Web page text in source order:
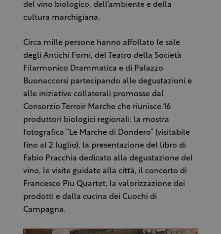
del vino biologico, dell’ambiente e della
cultura marchigiana.
Circa mille persone hanno affollato le sale
degli Antichi Forni, del Teatro della Società
Filarmonico Drammatica e di Palazzo
Buonaccorsi partecipando alle degustazioni e
alle iniziative collaterali promosse dal
Consorzio Terroir Marche che riunisce 16
produttori biologici regionali: la mostra
fotografica “Le Marche di Dondero” (visitabile
fino al 2 luglio), la presentazione del libro di
Fabio Pracchia dedicato alla degustazione del
vino, le visite guidate alla città, il concerto di
Francesco Pìu Quartet, la valorizzazione dei
prodotti e dalla cucina dei Cuochi di
Campagna.